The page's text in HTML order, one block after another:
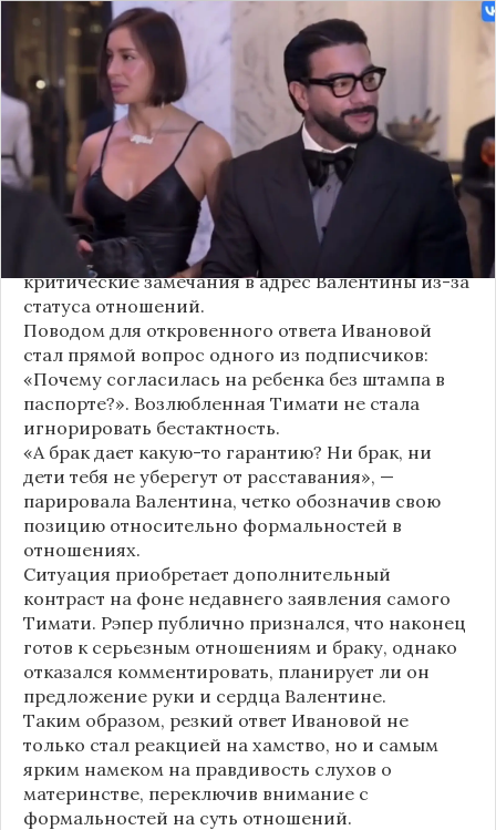
Валентина Иванова, избранница рэпера Тимати,
публично ответила на бестактный вопрос о
своем решении родить ребенка вне
официального брака. Ее резкая реакция стала
первым косвенным подтверждением слухов о
рождении дочери, ранее распространяемых
изданием «СтарХит».
Хотя сама звездная пара официально не
объявляла о пополнении, поклонники уже
засыпали их поздравлениями. Однако
некоторые комментаторы позволили себе
критические замечания в адрес Валентины из-за
статуса отношений.
Поводом для откровенного ответа Ивановой
стал прямой вопрос одного из подписчиков:
«Почему согласилась на ребенка без штампа в
паспорте?». Возлюбленная Тимати не стала
игнорировать бестактность.
«А брак дает какую-то гарантию? Ни брак, ни
дети тебя не уберегут от расставания», —
парировала Валентина, четко обозначив свою
позицию относительно формальностей в
отношениях.
Ситуация приобретает дополнительный
контраст на фоне недавнего заявления самого
Тимати. Рэпер публично признался, что наконец
готов к серьезным отношениям и браку, однако
отказался комментировать, планирует ли он
предложение руки и сердца Валентине.
Таким образом, резкий ответ Ивановой не
только стал реакцией на хамство, но и самым
ярким намеком на правдивость слухов о
материнстве, переключив внимание с
формальностей на суть отношений.